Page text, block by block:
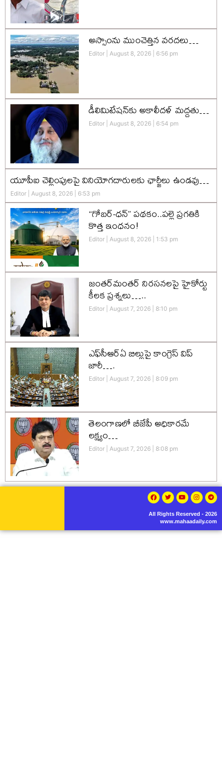
అస్సాంను ముంచెత్తిన వరదలు…
Editor August 8, 2026 6:56 pm
డీలిమిటేషన్‌కు అకాలీదళ్‌ మద్దతు…
Editor August 8, 2026 6:54 pm
యూపీఐ చెల్లింపులపై వినియోగదారులకు ఛార్జీలు ఉండవు…
Editor August 8, 2026 6:53 pm
“గోబర్-ధన్” పథకం..పల్లె ప్రగతికి
కొత్త ఇంధనం!
Editor August 8, 2026 1:53 pm
జంతర్‌మంతర్ నిరసనలపై హైకోర్టు
కీలక ప్రశ్నలు…..
Editor August 7, 2026 8:10 pm
ఎఫ్‌సీఆర్‌ఏ బిల్లుపై కాంగ్రెస్ విప్
జారీ….
Editor August 7, 2026 8:09 pm
తెలంగాణలో బీజేపీ అధికారమే
లక్ష్యం…
Editor August 7, 2026 8:08 pm
All Rights Reserved - 2026
www.mahaadaily.com